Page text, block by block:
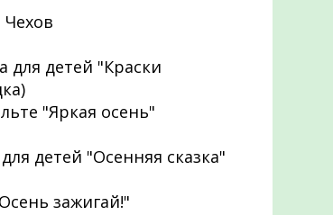
для детей "Краски
"Яркая осень"
детей "Осенняя сказка"
зажигай!"